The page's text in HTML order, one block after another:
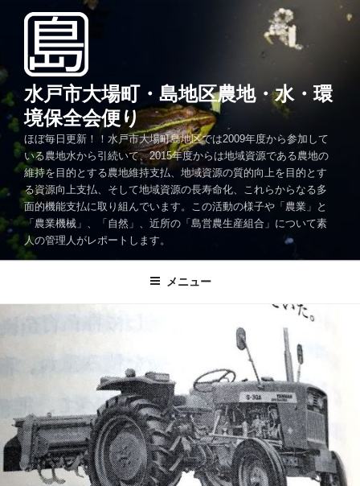
ン
へ
ス
水戸市大場町・島地区農地・水・環
境保全会便り
ほぼ毎日更新！！水戸市大場町島地区では2009年度から参加して
いる農地水から引続いて、2015年度からは地域資源である農地の
維持を目的とする農地維持支払、地域資源の質的向上を目的とす
る資源向上支払、そして地域資源の長寿命化、これらからなる多
面的機能支払に取り組んでいます。この活動の様子や「農業」と
「農業機械」、「自然」、近所の「島営農生産組合」について素
人の管理人がレポートします。
メニュー